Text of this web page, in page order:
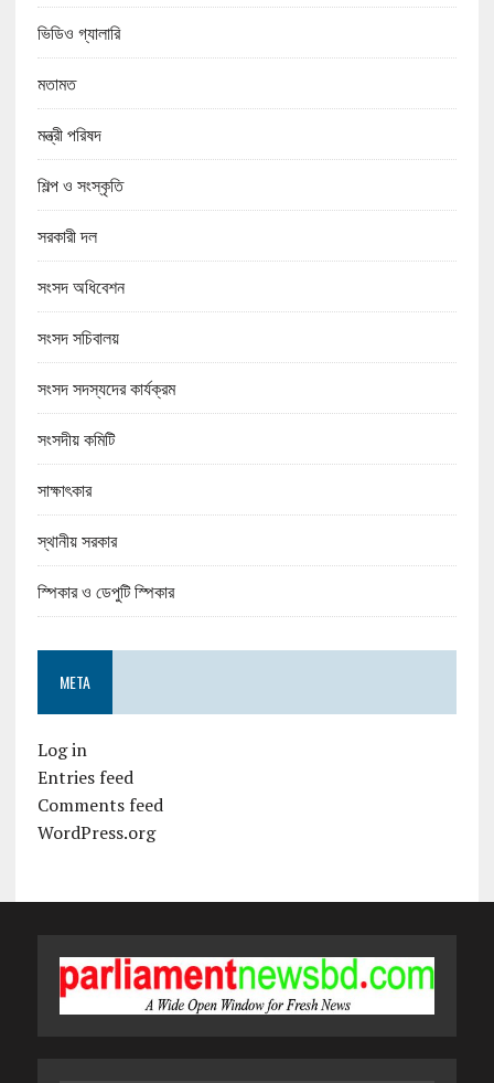
ভিডিও গ্যালারি
মতামত
মন্ত্রী পরিষদ
শিল্প ও সংস্কৃতি
সরকারী দল
সংসদ অধিবেশন
সংসদ সচিবালয়
সংসদ সদস্যদের কার্যক্রম
সংসদীয় কমিটি
সাক্ষাৎকার
স্থানীয় সরকার
স্পিকার ও ডেপুটি স্পিকার
META
Log in
Entries feed
Comments feed
WordPress.org